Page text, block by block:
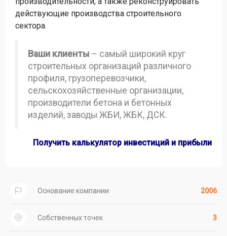
действующие производства строительного
сектора.
Ваши клиенты – самый широкий круг
строительных организаций различного
профиля, грузоперевозчики,
сельскохозяйственные организации,
производители бетона и бетонных
изделий, заводы ЖБИ, ЖБК, ДСК.
Получить калькулятор инвестиций и прибыли
Основание компании 2006
Собственных точек 3